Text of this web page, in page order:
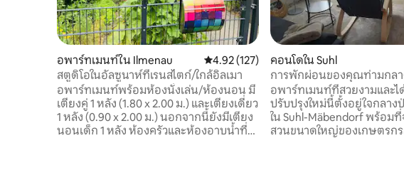
อพาร์ทเมนท์ใน Ilmenau คะแนนเฉลี่ย 4.92 จาก 5, 127 รีวิว
4.92 (127)
สตูดิโอในอัลซูนาห์ที่เรนสไตก์/ใกล้อิลเมา
อพาร์ทเมนท์พร้อมห้องนั่งเล่น/ห้องนอน มี
เตียงคู่ 1 หลัง (1.80 x 2.00 ม.) และเตียงเดี่ยว
1 หลัง (0.90 x 2.00 ม.) นอกจากนี้ยังมีเตียง
นอนเด็ก 1 หลัง ห้องครัวและห้องอาบน้ำที่
คอนโดใน Suhl
การพักผ่อนของคุณท่ามกลา
เงียบสงบและงดงาม
อพาร์ทเมนท์ที่สวยงามและไ
ปรับปรุงใหม่นี้ตั้งอยู่ใจกลาง
ใน Suhl-Mäbendorf พร้อม
สวนขนาดใหญ่ของเกษตรกร